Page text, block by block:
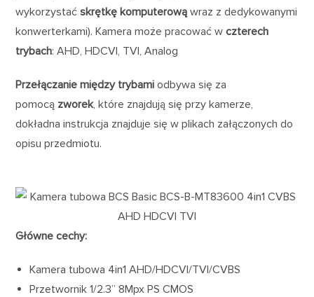
wykorzystaćskrętkę komputerową wraz z dedykowanymi
konwerterkami). Kamera może pracować wczterech
trybach: AHD, HDCVI, TVI, Analog
Przełączanie między trybami odbywa się za
pomocą zworek, które znajdują się przy kamerze,
dokładna instrukcja znajduje się w plikach załączonych do
opisu przedmiotu.
Główne cechy:
Kamera tubowa 4in1 AHD/HDCVI/TVI/CVBS
Przetwornik 1/2.3” 8Mpx PS CMOS